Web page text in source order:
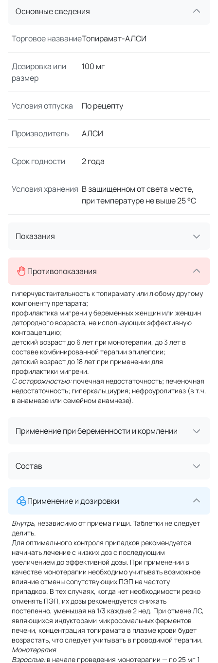
Основные сведения
Торговое названиеТопирамат-АЛСИ
Дозировка или
размер
100 мг
Условия отпуска По рецепту
Производитель АЛСИ
Срок годности 2 года
Условия хранения В защищенном от света месте,
при температуре не выше 25 °C
Показания
Противопоказания
гиперчувствительность к топирамату или любому другому
компоненту препарата;
профилактика мигрени у беременных женщин или женщин
детородного возраста, не использующих эффективную
контрацепцию;
детский возраст до 6 лет при монотерапии, до 3 лет в
составе комбинированной терапии эпилепсии;
детский возраст до 18 лет при применении для
профилактики мигрени.
С осторожностью:почечная недостаточность; печеночная
недостаточность; гиперкальциурия; нефроуролитиаз (в т.ч.
в анамнезе или семейном анамнезе).
Применение при беременности и кормлении
Состав
Применение и дозировки
Внутрь, независимо от приема пищи. Таблетки не следует
делить.
Для оптимального контроля припадков рекомендуется
начинать лечение с низких доз с последующим
увеличением до эффективной дозы. При применении в
качестве монотерапии необходимо учитывать возможное
влияние отмены сопутствующих ПЭП на частоту
припадков. В тех случаях, когда нет необходимости резко
отменять ПЭП, их дозы рекомендуется снижать
постепенно, уменьшая на 1/3 каждые 2 нед. При отмене ЛС,
являющихся индукторами микросомальных ферментов
печени, концентрация топирамата в плазме крови будет
возрастать, что следует учитывать в проводимой терапии.
Монотерапия
Взрослые:в начале проведения монотерапии — по 25 мг 1